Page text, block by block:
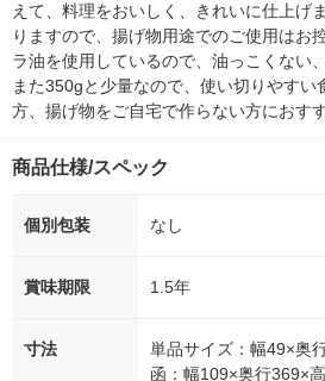
えて、料理をおいしく、きれいに仕上げ
りますので、揚げ物用途でのご使用はお
ラ油を使用しているので、油っこくない
また350gと少量なので、使い切りやすい
方、揚げ物をご自宅で作らない方におすす
商品仕様/スペック
個別包装 なし
賞味期限 1.5年
寸法
単品サイズ：幅49×奥
函：幅109×奥行369×